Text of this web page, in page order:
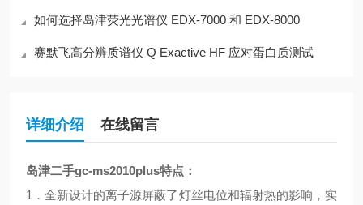
如何选择岛津荧光光谱仪 EDX-7000 和 EDX-8000
赛默飞高分辨质谱仪 Q Exactive HF 应对蛋白质测试
详细介绍 在线留言
岛津二手gc-ms2010plus特点：
1．全新设计的离子源屏蔽了灯丝电位和辐射热的影响，实